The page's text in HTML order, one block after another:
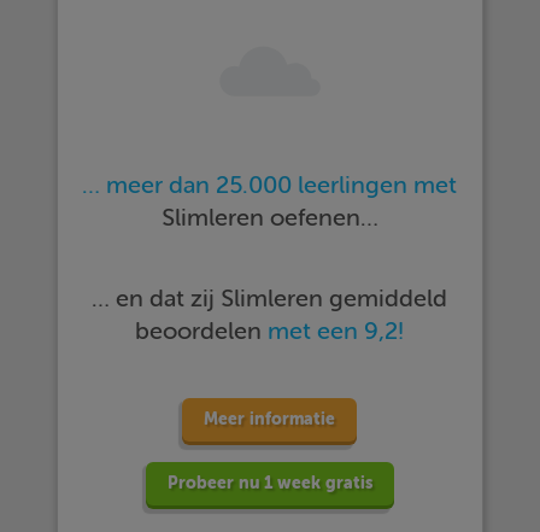
… meer dan 25.000 leerlingen met
Slimleren oefenen…
… en dat zij Slimleren gemiddeld
beoordelen met een 9,2!
Meer informatie
Probeer nu 1 week gratis